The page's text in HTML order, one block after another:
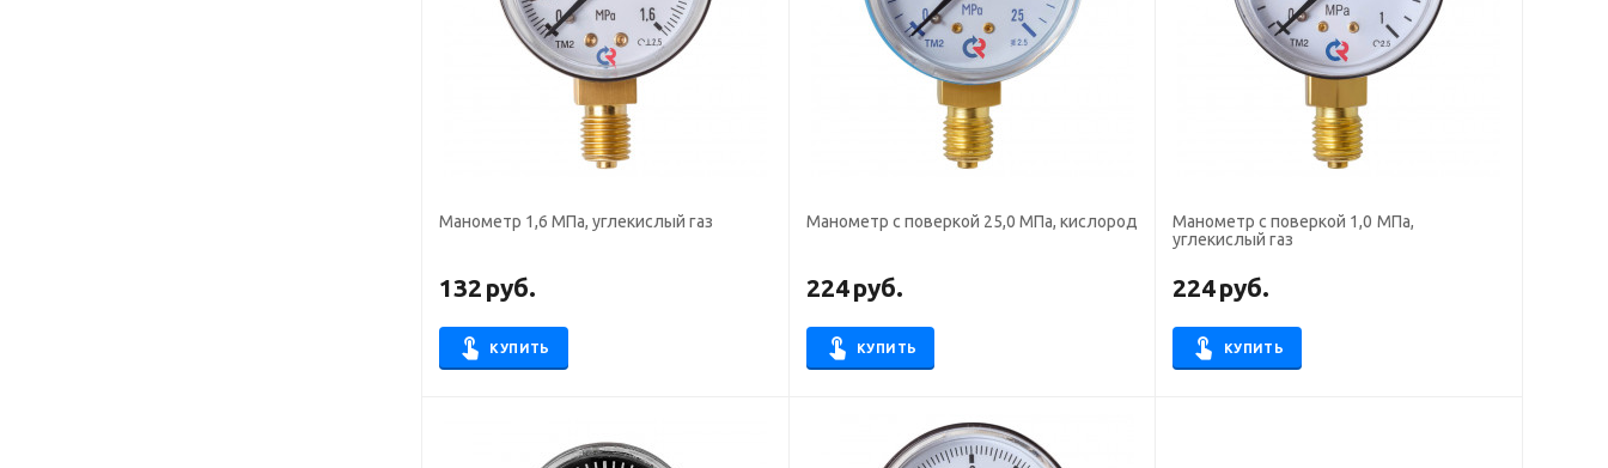
Манометр 1,6 МПа, углекислый газ
132 руб.
КУПИТЬ
Манометр с поверкой 25,0 МПа, кислород
224руб.
КУПИТЬ
Манометр с поверкой 1,0 МПа,
углекислый газ
224руб.
КУПИТЬ